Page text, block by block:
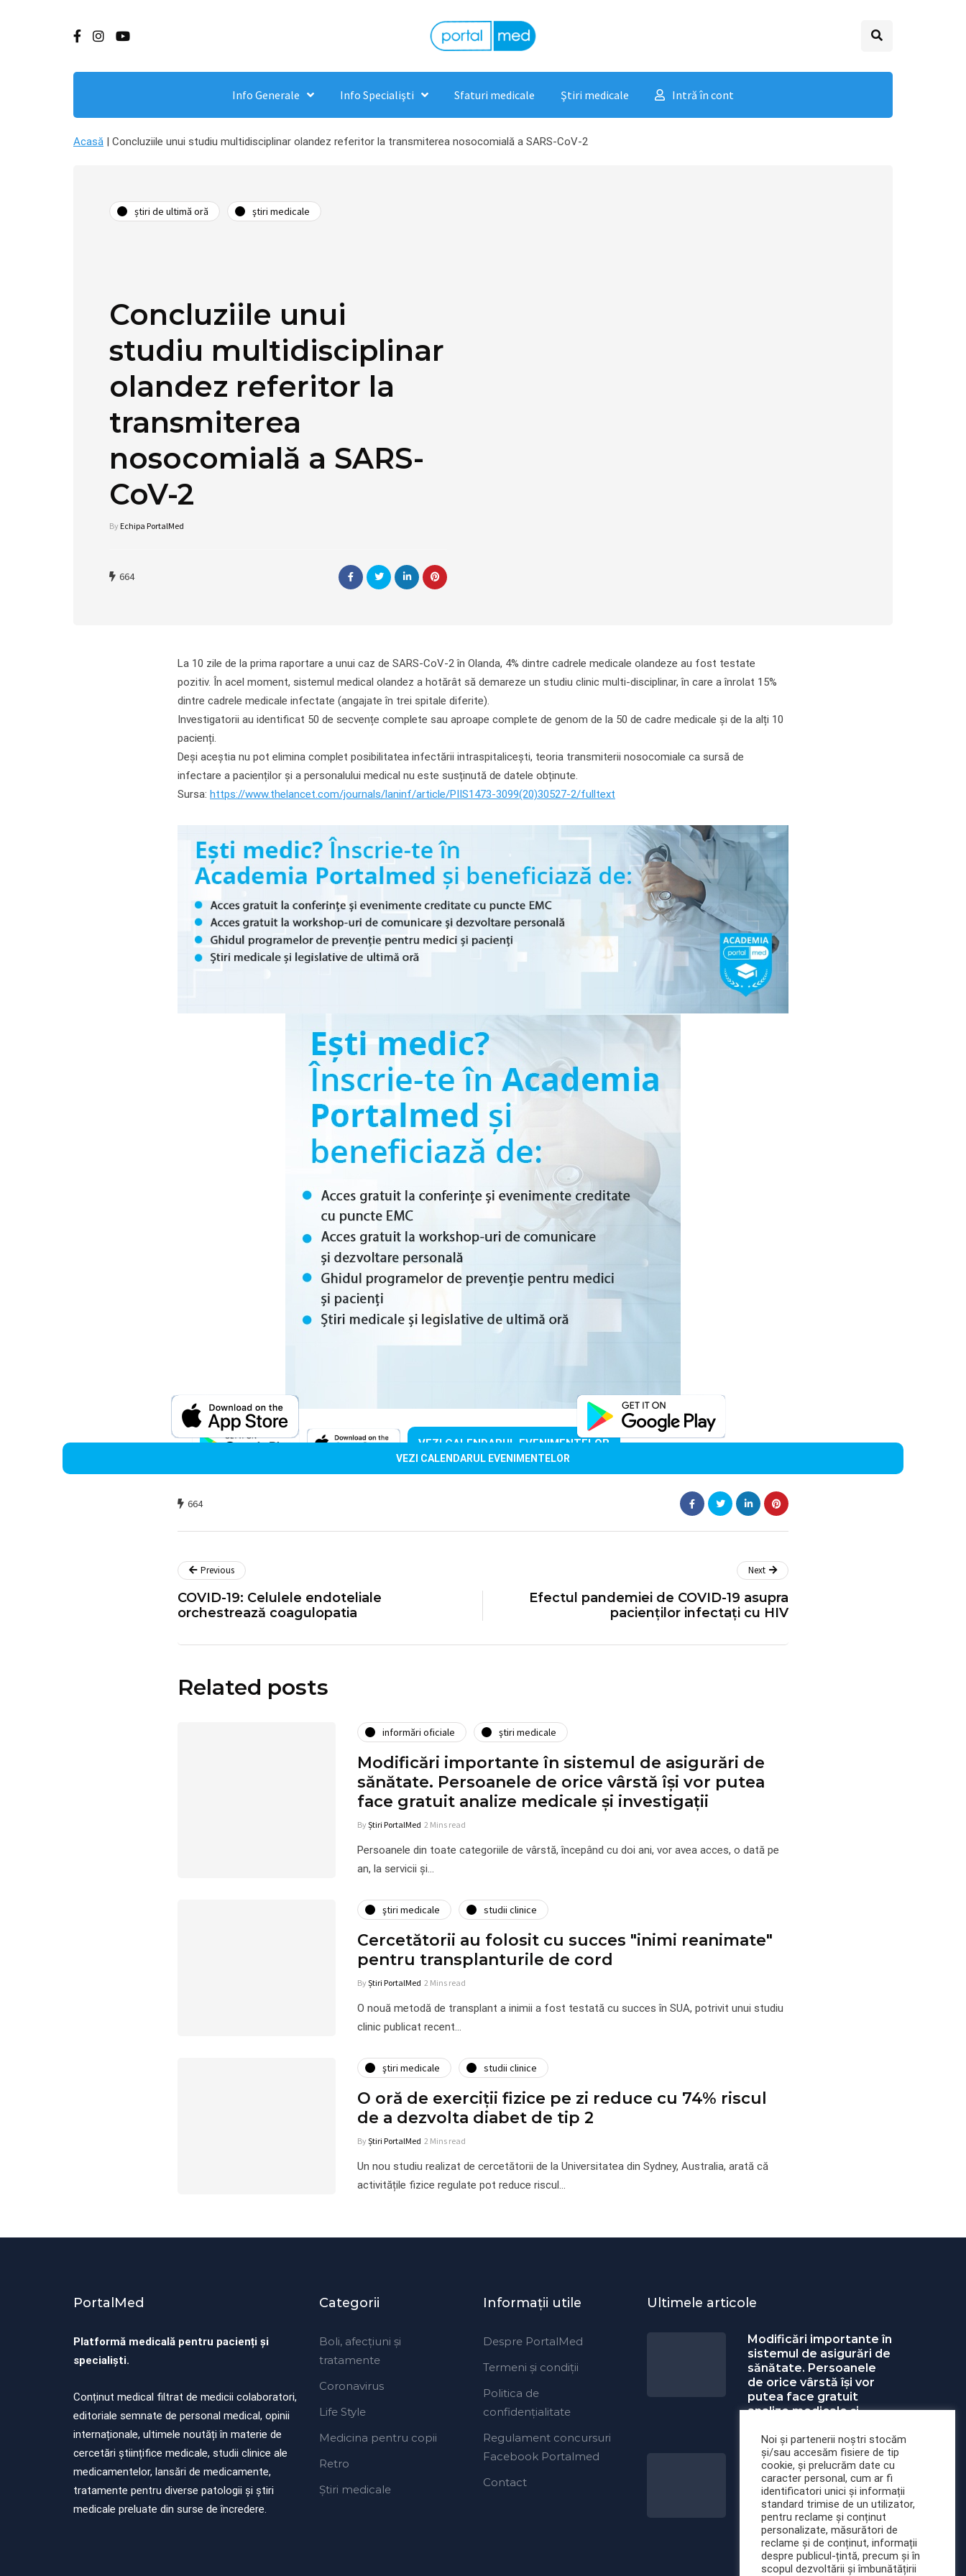
Info Generale Info Specialişti Sfaturi medicale Ştiri medicale Intră în cont
Acasă | Concluziile unui studiu multidisciplinar olandez referitor la transmiterea nosocomială a SARS-CoV-2
știri de ultimă oră ştiri medicale
Concluziile unui
studiu multidisciplinar
olandez referitor la
transmiterea
nosocomială a SARS-
CoV-2
By Echipa PortalMed
664
La 10 zile de la prima raportare a unui caz de SARS-CoV-2 în Olanda, 4% dintre cadrele medicale olandeze au fost testate
pozitiv. În acel moment, sistemul medical olandez a hotărât să demareze un studiu clinic multi-disciplinar, în care a înrolat 15%
dintre cadrele medicale infectate (angajate în trei spitale diferite).
Investigatorii au identificat 50 de secvențe complete sau aproape complete de genom de la 50 de cadre medicale și de la alți 10
pacienți.
Deși aceștia nu pot elimina complet posibilitatea infectării intraspitalicești, teoria transmiterii nosocomiale ca sursă de
infectare a pacienților și a personalului medical nu este susținută de datele obținute.
Sursa: https://www.thelancet.com/journals/laninf/article/PIIS1473-3099(20)30527-2/fulltext
VEZI CALENDARUL EVENIMENTELOR
VEZI CALENDARUL EVENIMENTELOR
664
Previous
COVID-19: Celulele endoteliale
orchestrează coagulopatia
Next
Efectul pandemiei de COVID-19 asupra
pacienților infectați cu HIV
Related posts
informări oficiale ştiri medicale
Modificări importante în sistemul de asigurări de
sănătate. Persoanele de orice vârstă își vor putea
face gratuit analize medicale şi investigaţii
ByȘtiri PortalMed 2 Mins read
Persoanele din toate categoriile de vârstă, începând cu doi ani, vor avea acces, o dată pe
an, la servicii şi…
ştiri medicale studii clinice
Cercetătorii au folosit cu succes "inimi reanimate"
pentru transplanturile de cord
ByȘtiri PortalMed 2 Mins read
O nouă metodă de transplant a inimii a fost testată cu succes în SUA, potrivit unui studiu
clinic publicat recent…
ştiri medicale studii clinice
O oră de exerciții fizice pe zi reduce cu 74% riscul
de a dezvolta diabet de tip 2
ByȘtiri PortalMed 2 Mins read
Un nou studiu realizat de cercetătorii de la Universitatea din Sydney, Australia, arată că
activitățile fizice regulate pot reduce riscul…
PortalMed
Platformă medicală pentru pacienți și
specialiști.
Conținut medical filtrat de medicii colaboratori,
editoriale semnate de personal medical, opinii
internaționale, ultimele noutăți în materie de
cercetări științifice medicale, studii clinice ale
medicamentelor, lansări de medicamente,
tratamente pentru diverse patologii și știri
medicale preluate din surse de încredere.
Categorii
Boli, afecțiuni și
tratamente
Coronavirus
Life Style
Medicina pentru copii
Retro
Ştiri medicale
Informaţii utile
Despre PortalMed
Termeni și condiții
Politica de
confidențialitate
Regulament concursuri
Facebook Portalmed
Contact
Ultimele articole
Modificări importante în
sistemul de asigurări de
sănătate. Persoanele
de orice vârstă își vor
putea face gratuit
analize medicale şi
Uleiul de in: beneficii,
recomandări și
modalități de utilizare
Noi și partenerii noștri stocăm
și/sau accesăm fisiere de tip
cookie, și prelucrăm date cu
caracter personal, cum ar fi
identificatori unici și informații
standard trimise de un utilizator,
pentru reclame și conținut
personalizate, măsurători de
reclame și de conținut, informații
despre publicul-țintă, precum și în
scopul dezvoltării și îmbunătățirii